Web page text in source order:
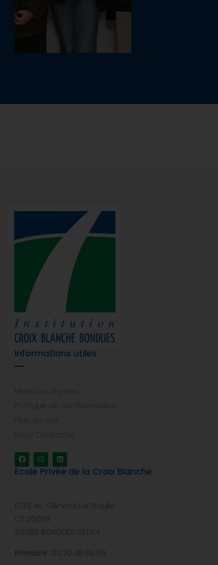
Informations utiles
Ecole Privée de la Croix Blanche
1739, Av. Général De Gaulle
CS 20003
59588 BONDUES CEDEX
Primaire : 03.20.46.89.68